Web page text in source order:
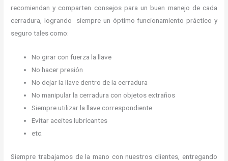
recomiendan y comparten consejos para un buen manejo de cada
cerradura, logrando siempre un óptimo funcionamiento práctico y
seguro tales como:
No girar con fuerza la llave
No hacer presión
No dejar la llave dentro de la cerradura
No manipular la cerradura con objetos extraños
Siempre utilizar la llave correspondiente
Evitar aceites lubricantes
etc.
Siempre trabajamos de la mano con nuestros clientes, entregando